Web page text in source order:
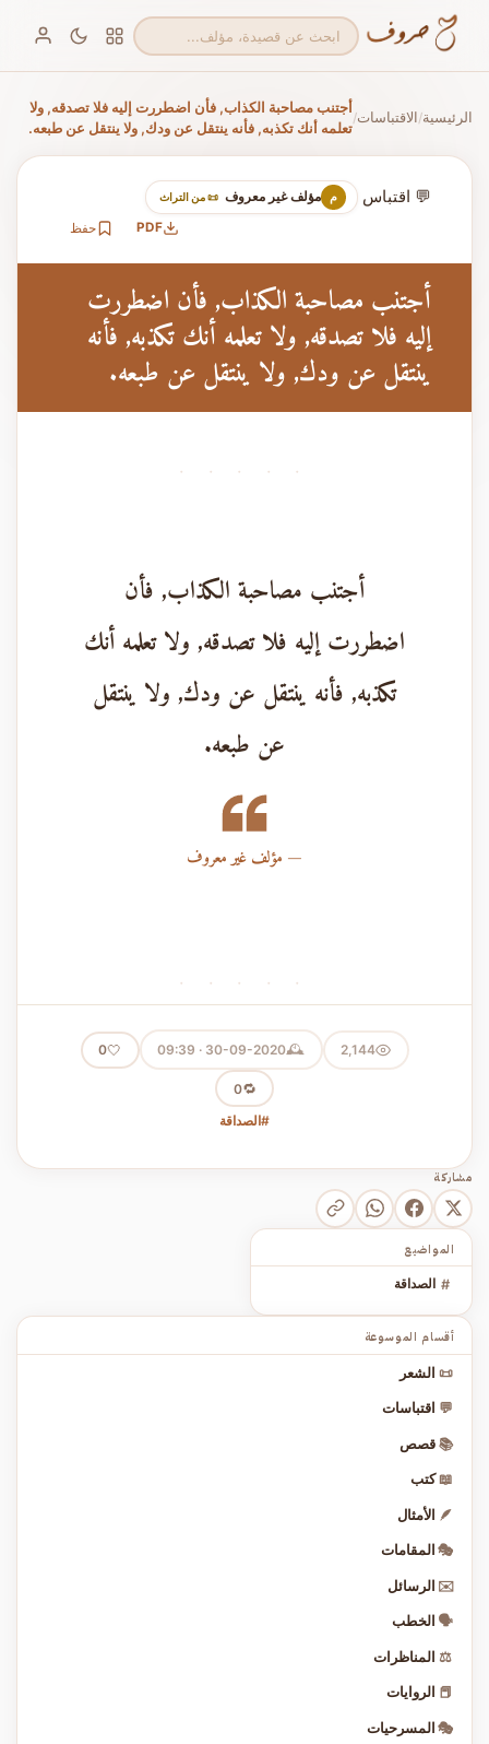
الرئيسية/الاقتباسات/
أجتنب مصاحبة الكذاب, فأن اضطررت إليه فلا تصدقه, ولا
تعلمه أنك تكذبه, فأنه ينتقل عن ودك, ولا ينتقل عن طبعه.
💬 اقتباس م مؤلف غير معروف 📜 من التراث
PDF حفظ
أجتنب مصاحبة الكذاب, فأن اضطررت
إليه فلا تصدقه, ولا تعلمه أنك تكذبه, فأنه
ينتقل عن ودك, ولا ينتقل عن طبعه.
· · · · ·
أجتنب مصاحبة الكذاب, فأن
اضطررت إليه فلا تصدقه, ولا تعلمه أنك
تكذبه, فأنه ينتقل عن ودك, ولا ينتقل
عن طبعه.
مؤلف غير معروف
· · · · ·
2,144
🕰️
30-09-2020 · 09:39
🤍
0
🔁
0
#الصداقة
مشاركة
المواضيع
# الصداقة
أقسام الموسوعة
📜 الشعر
💬 اقتباسات
📚 قصص
📖 كتب
🪶 الأمثال
🎭 المقامات
✉️ الرسائل
🗣️ الخطب
⚖️ المناظرات
📕 الروايات
🎭 المسرحيات